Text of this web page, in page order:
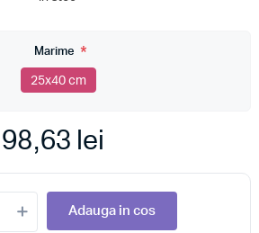
Marime *
25x40 cm
98,63 lei
Adauga in cos